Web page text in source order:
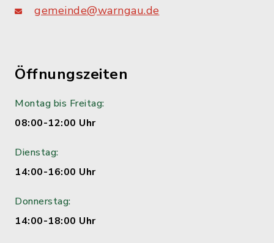
gemeinde@warngau.de
Öffnungszeiten
Montag bis Freitag:
08:00-12:00 Uhr
Dienstag:
14:00-16:00 Uhr
Donnerstag:
14:00-18:00 Uhr